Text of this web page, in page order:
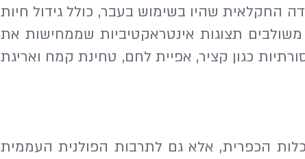
החקלאית שהיו בשימוש בעבר, כולל גידול חיות
תצוגות אינטראקטיביות שממחישות את
כגון קציר, אפיית לחם, טחינת קמח ואריגת
הכפרית, אלא גם לתרבות הפולנית העממית